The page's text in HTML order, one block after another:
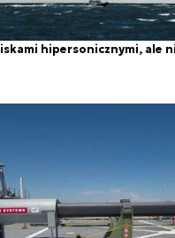
hipersonicznymi, ale